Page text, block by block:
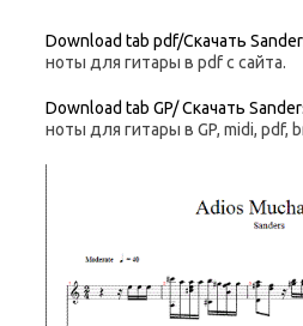
Download tab pdf/Скачать
ноты для гитары в pdf с сайта.
Download tab GP/ Скачать
ноты для гитары в GP, midi, pdf,